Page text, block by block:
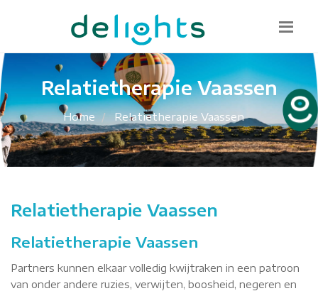
085 130 1482
info@delights.nu
Relatietherapie Vaassen
Home Relatietherapie Vaassen
Relatietherapie Vaassen
Relatietherapie Vaassen
Partners kunnen elkaar volledig kwijtraken in een patroon
van onder andere ruzies, verwijten, boosheid, negeren en